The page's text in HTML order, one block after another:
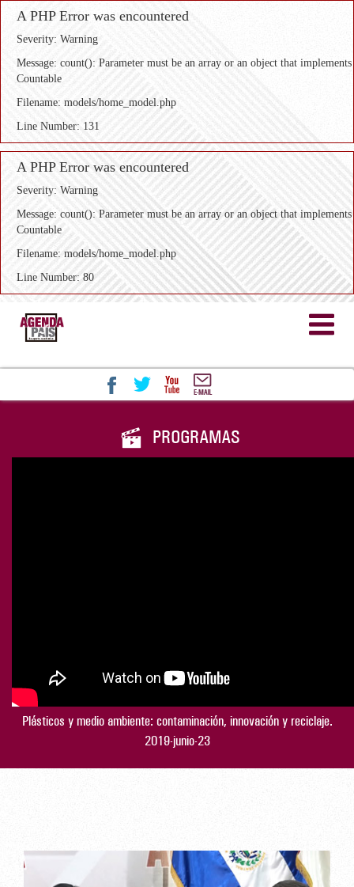
A PHP Error was encountered
Severity: Warning
Message: count(): Parameter must be an array or an object that implements
Countable
Filename: models/home_model.php
Line Number: 131
A PHP Error was encountered
Severity: Warning
Message: count(): Parameter must be an array or an object that implements
Countable
Filename: models/home_model.php
Line Number: 80
PROGRAMAS
Plásticos y medio ambiente: contaminación, innovación y reciclaje.
2019-junio-23